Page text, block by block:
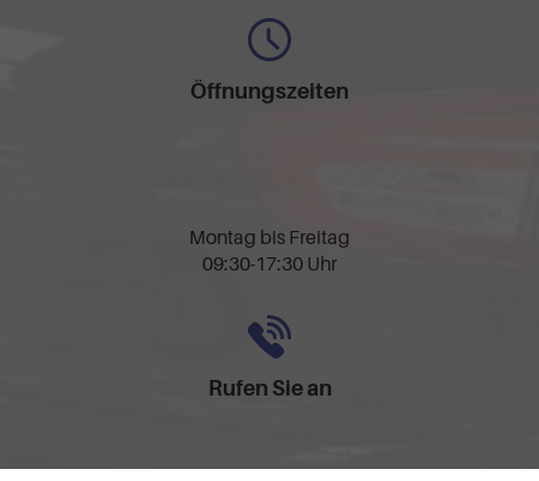
Öffnungszeiten
Montag bis Freitag
09:30-17:30 Uhr
Rufen Sie an